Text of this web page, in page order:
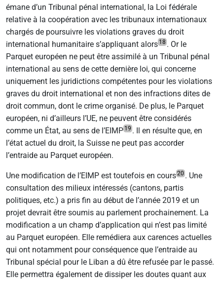
émane d’un Tribunal pénal international, la Loi fédérale
relative à la coopération avec les tribunaux internationaux
chargés de poursuivre les violations graves du droit
international humanitaire s’appliquant alors 18 . Or le
Parquet européen ne peut être assimilé à un Tribunal pénal
international au sens de cette dernière loi, qui concerne
uniquement les juridictions compétentes pour les violations
graves du droit international et non des infractions dites de
droit commun, dont le crime organisé. De plus, le Parquet
européen, ni d’ailleurs l’UE, ne peuvent être considérés
comme un État, au sens de l’EIMP 19 . Il en résulte que, en
l’état actuel du droit, la Suisse ne peut pas accorder
l’entraide au Parquet européen.
Une modification de l’EIMP est toutefois en cours20 . Une
consultation des milieux intéressés (cantons, partis
politiques, etc.) a pris fin au début de l’année 2019 et un
projet devrait être soumis au parlement prochainement. La
modification a un champ d’application qui n’est pas limité
au Parquet européen. Elle remédiera aux carences actuelles
qui ont notamment pour conséquence que l’entraide au
Tribunal spécial pour le Liban a dû être refusée par le passé.
Elle permettra également de dissiper les doutes quant aux